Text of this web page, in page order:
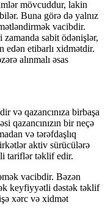
mövcuddur, lakin
Buna görə də yalnız
vacibdir.
zamanda sabit ödənişlər,
edən etibarlı xidmətdir.
alınmalı əsas
və qazancınıza birbaşa
qazancınızın bir neçə
və tərəfdaşlıq
aktiv sürücülərə
tariflər təklif edir.
vacibdir. Bəzən
keyfiyyətli dəstək təklif
xərc və xidmət